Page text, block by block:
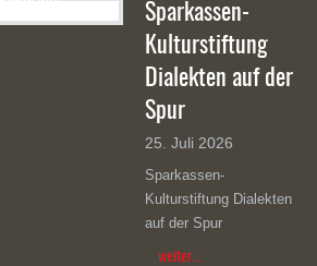
Sparkassen-
Kulturstiftung
Dialekten auf der
Spur
25. Juli 2026
Sparkassen-
Kulturstiftung Dialekten
auf der Spur
weiter...